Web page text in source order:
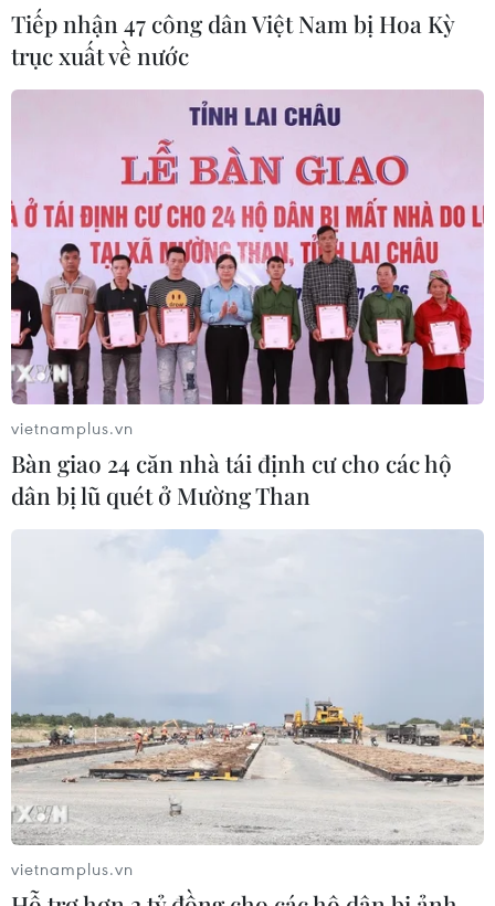
Tiếp nhận 47 công dân Việt Nam bị Hoa Kỳ
trục xuất về nước
vietnamplus.vn
Bàn giao 24 căn nhà tái định cư cho các hộ
dân bị lũ quét ở Mường Than
vietnamplus.vn